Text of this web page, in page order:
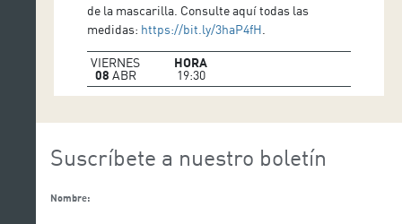
de la mascarilla. Consulte aquí todas las
medidas: https://bit.ly/3haP4fH
VIERNES
08 ABR
HORA
19:30
Suscríbete a nuestro boletín
Nombre: